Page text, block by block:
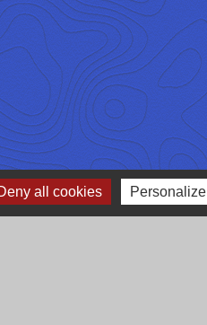
all cookies Personalize